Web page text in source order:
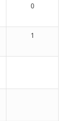
0
1